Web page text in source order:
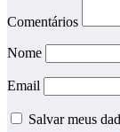
Comentários
Nome
Email
Salvar meus